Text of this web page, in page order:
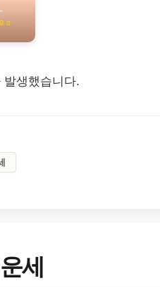
생했습니다.
세